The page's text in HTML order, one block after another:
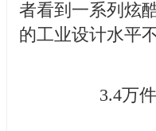
者看到一系列炫
的工业设计水平
3.4万